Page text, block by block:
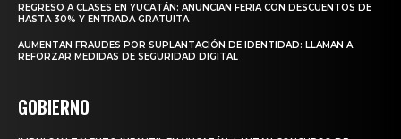
REGRESO A CLASES EN YUCATÁN: ANUNCIAN FERIA CON DESCUENTOS DE
HASTA 30% Y ENTRADA GRATUITA
AUMENTAN FRAUDES POR SUPLANTACIÓN DE IDENTIDAD: LLAMAN A
REFORZAR MEDIDAS DE SEGURIDAD DIGITAL
GOBIERNO